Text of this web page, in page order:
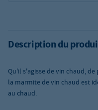
Description du
Qu'il s'agisse de vin chaud,
la marmite de vin chaud est
au chaud.